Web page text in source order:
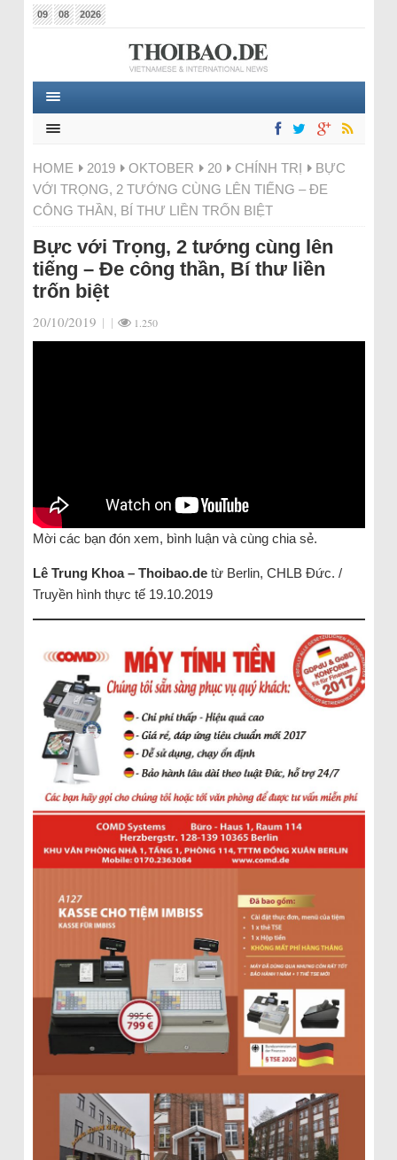
09 08 2026
HOME 2019 OKTOBER 20 CHÍNH TRỊ
BỰC
VỚI TRỌNG, 2 TƯỚNG CÙNG LÊN TIẾNG – ĐE
CÔNG THẦN, BÍ THƯ LIỀN TRỐN BIỆT
Bực với Trọng, 2 tướng cùng lên
tiếng – Đe công thần, Bí thư liền
trốn biệt
20/10/2019 | | 1.250
Mời các bạn đón xem, bình luận và cùng chia sẻ.
Lê Trung Khoa – Thoibao.detừ Berlin, CHLB Đức. /
Truyền hình thực tế 19.10.2019